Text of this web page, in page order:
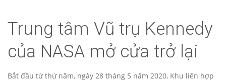
Trung tâm Vũ trụ Kennedy
của NASA mở cửa trở lại
Bắt đầu từ thứ năm, ngày 28 tháng 5 năm 2020, Khu liên hợp